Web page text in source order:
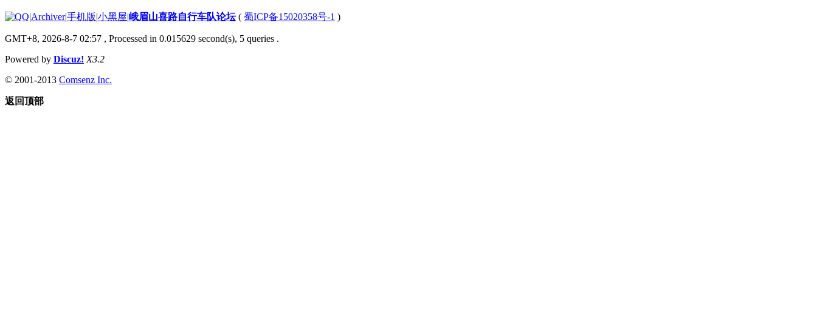
|Archiver|手机版|小黑屋|峨眉山喜路自行车队论坛( 蜀ICP备15020358号-1 )
GMT+8, 2026-8-7 02:57 , Processed in 0.015629 second(s), 5 queries .
Powered by Discuz! X3.2
© 2001-2013 Comsenz Inc.
返回顶部